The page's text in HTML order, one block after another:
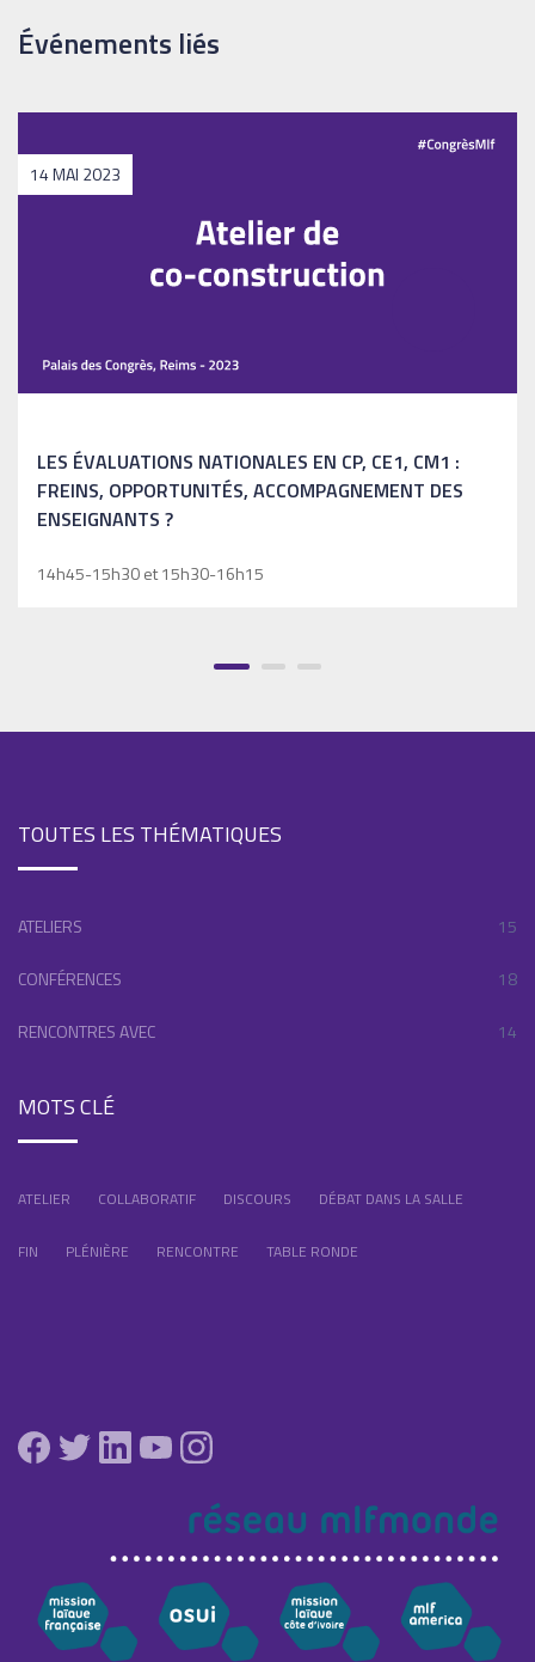
Événements liés
14 MAI 2023
LES ÉVALUATIONS NATIONALES EN CP, CE1, CM1 :
FREINS, OPPORTUNITÉS, ACCOMPAGNEMENT DES
ENSEIGNANTS ?
14h45-15h30 et 15h30-16h15
TOUTES LES THÉMATIQUES
ATELIERS 15
CONFÉRENCES 18
RENCONTRES AVEC 14
MOTS CLÉ
ATELIER COLLABORATIF DISCOURS DÉBAT DANS LA SALLE
FIN PLÉNIÈRE RENCONTRE TABLE RONDE